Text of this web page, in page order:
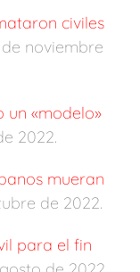
civiles
noviembre
un «modelo»
2022.
mueran
de 2022.
para el fin